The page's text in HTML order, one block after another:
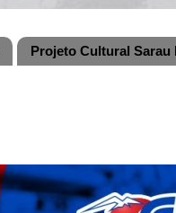
Projeto Cultural